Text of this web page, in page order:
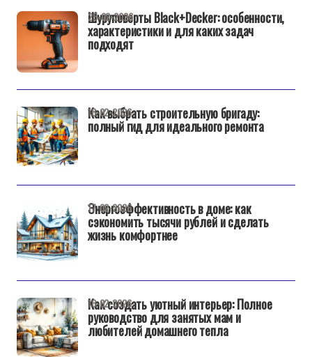
Шуруповерты Black+Decker: особенности,
характеристики и для каких задач
подходят
25-02-2026
Как выбрать строительную бригаду:
полный гид для идеального ремонта
18-02-2026
Энергоэффективность в доме: как
сэкономить тысячи рублей и сделать
жизнь комфортнее
17-02-2026
Как создать уютный интерьер: Полное
руководство для занятых мам и
любителей домашнего тепла
16-02-2026